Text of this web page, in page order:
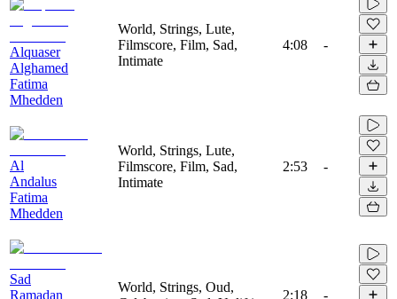
Alquaser
Alghamed
Fatima
Mhedden
World, Strings, Lute,
Filmscore, Film, Sad,
Intimate
4:08 -
Al
Andalus
Fatima
Mhedden
World, Strings, Lute,
Filmscore, Film, Sad,
Intimate
2:53 -
Sad
Ramadan
World, Strings, Oud,
2:18 -